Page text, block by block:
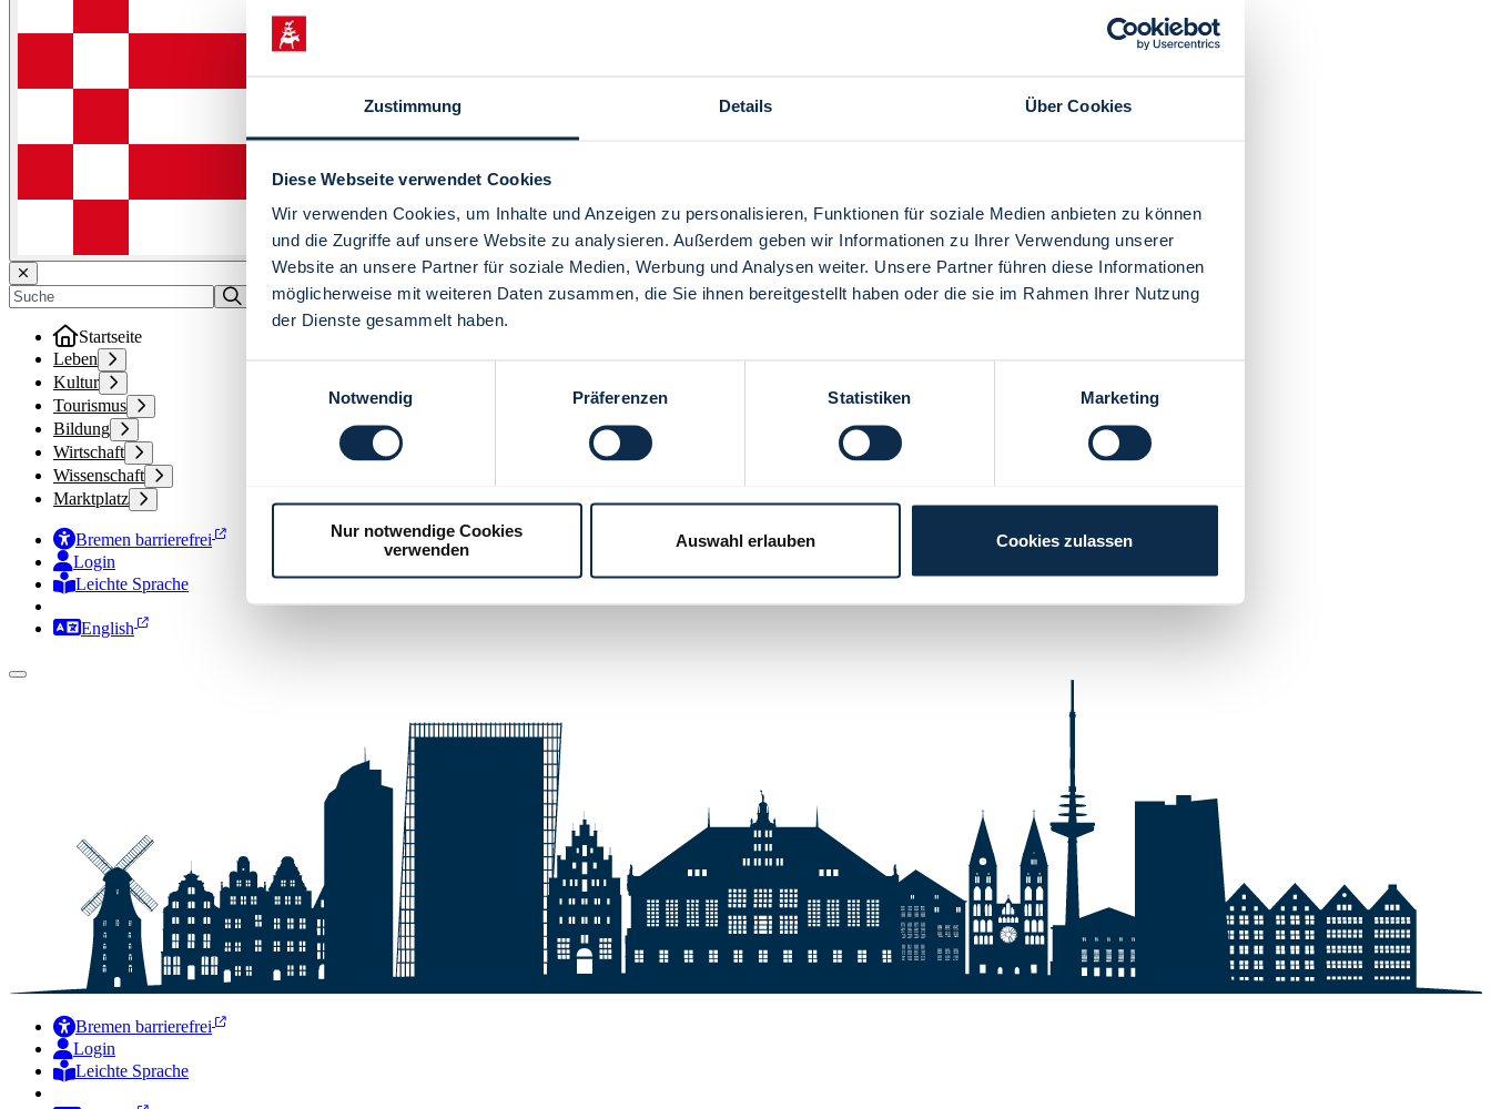
Zustimmung Details Über Cookies
Diese Webseite verwendet Cookies
Wir verwenden Cookies, um Inhalte und Anzeigen zu personalisieren, Funktionen für soziale Medien anbieten zu können
und die Zugriffe auf unsere Website zu analysieren. Außerdem geben wir Informationen zu Ihrer Verwendung unserer
Website an unsere Partner für soziale Medien, Werbung und Analysen weiter. Unsere Partner führen diese Informationen
möglicherweise mit weiteren Daten zusammen, die Sie ihnen bereitgestellt haben oder die sie im Rahmen Ihrer Nutzung
der Dienste gesammelt haben.
Notwendig
Präferenzen Statistiken Marketing
Nur notwendige Cookies
verwenden
Auswahl erlauben Cookies zulassen
Menü
Startseite
Leben
Kultur
Tourismus
Bildung
Wirtschaft
Wissenschaft
Marktplatz
Bremen barrierefrei
Login
Leichte Sprache
Zur Deutschen Gebärdensprache
English
Bremen barrierefrei
Login
Leichte Sprache